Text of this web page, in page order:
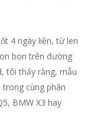
4 ngày liền, từ len
bon trên đường
tôi thấy rằng, mẫu
cùng phân
BMW X3 hay